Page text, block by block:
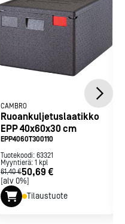
CAMBRO
Ruoankuljetuslaatikko
EPP 40x60x30 cm
EPP4060T300110
Tuotekoodi: 63321
Myyntierä: 1 kpl
61,40 €50,69 €
[alv 0%]
Tilaustuote